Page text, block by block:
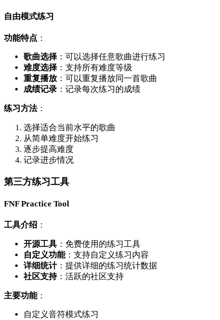
自由模式练习
功能特点 ：
歌曲选择 ：可以选择任意歌曲进行练习
难度选择 ：支持所有难度等级
重复播放 ：可以重复播放同一首歌曲
成绩记录 ：记录每次练习的成绩
练习方法：
选择适合当前水平的歌曲
从简单难度开始练习
逐步提高难度
记录进步情况
第三方练习工具
FNF Practice Tool
工具介绍 ：
开源工具 ：免费使用的练习工具
自定义功能：支持自定义练习内容
详细统计：提供详细的练习统计数据
社区支持：活跃的社区支持
主要功能：
自定义音符模式练习